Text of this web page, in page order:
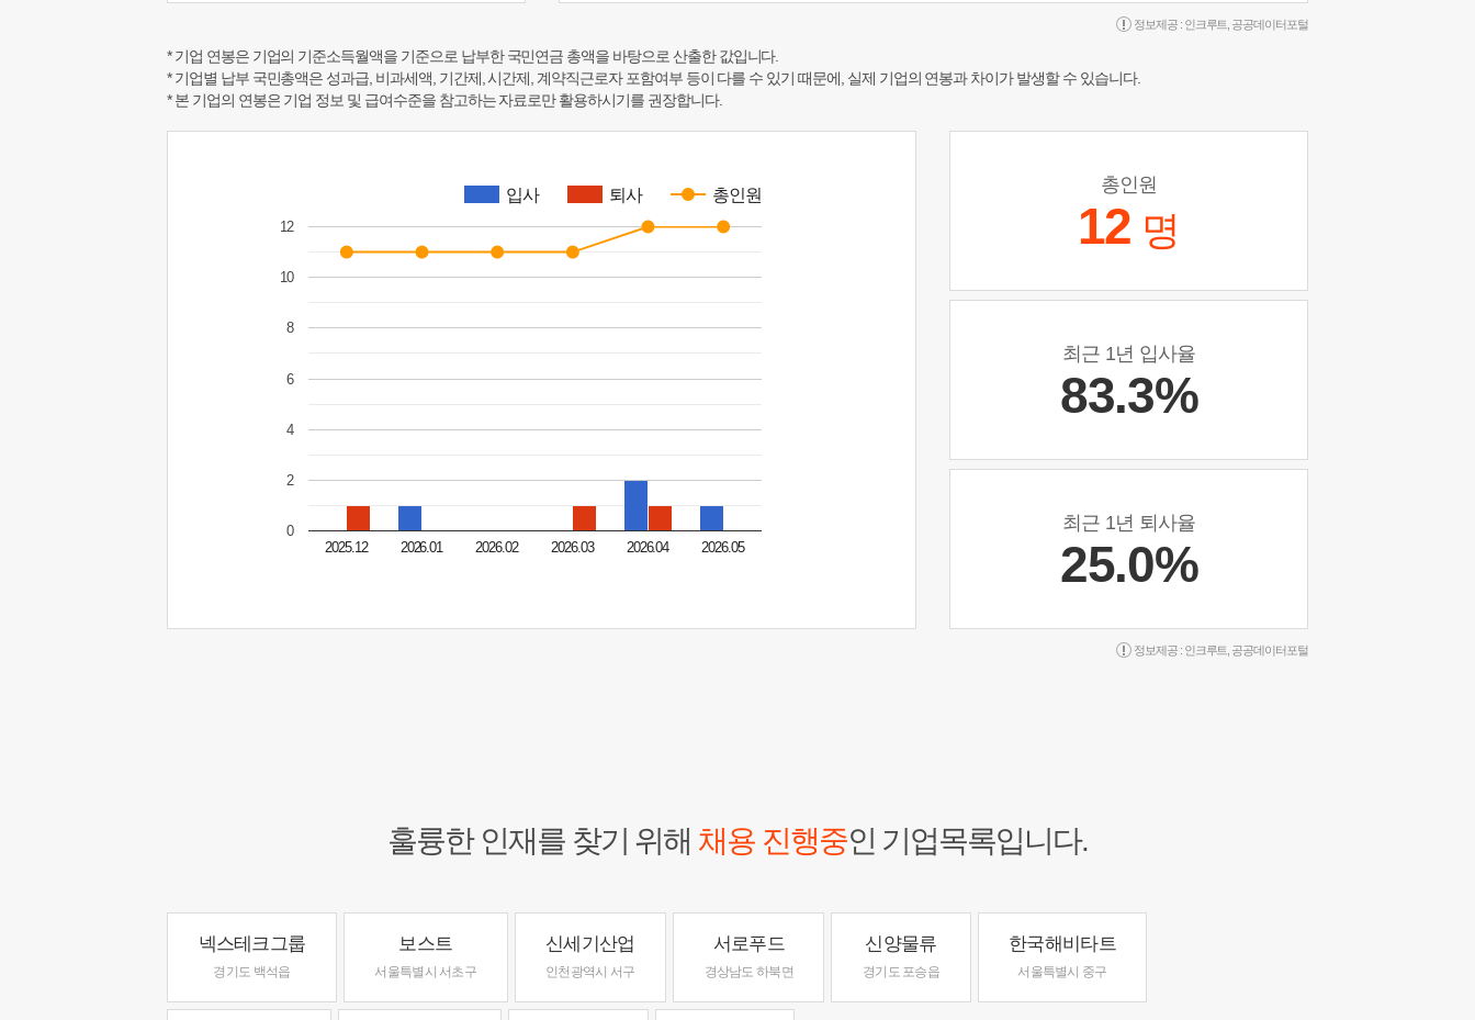
정보제공 : 인크루트 공공데이터포털
* 기업 연봉은 기업의 기준소득월액을 기준으로 납부한 국민연금 총액을 바탕으로 산출한 값입니다.
* 기업별 납부 국민총액은 성과급, 비과세액, 기간제, 시간제, 계약직근로자 포함여부 등이 다를 수 있기 때문에, 실제 기업의 연봉과 차이가 발생할 수 있습니다.
* 본 기업의 연봉은 기업 정보 및 급여수준을 참고하는 자료로만 활용하시기를 권장합니다.
입사 퇴사 총인원
2025.12 2026.01 2026.02 2026.03 2026.04 2026.05
0
2
4
6
8
10
12
총인원
12 명
최근 1년 입사율
83.3%
최근 1년 퇴사율
25.0%
정보제공 : 인크루트 공공데이터포털
훌륭한 인재를 찾기 위해 채용 진행중인 기업목록입니다.
넥스테크그룹
경기도 백석읍
보스트
서울특별시 서초구
신세기산업
인천광역시 서구
서로푸드
경상남도 하북면
신양물류
경기도 포승읍
한국해비타트
서울특별시 중구